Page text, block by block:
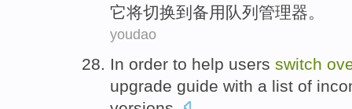
它将切换到 备用 队列管理器。
youdao
In order to help users switch
upgrade guide with a list of